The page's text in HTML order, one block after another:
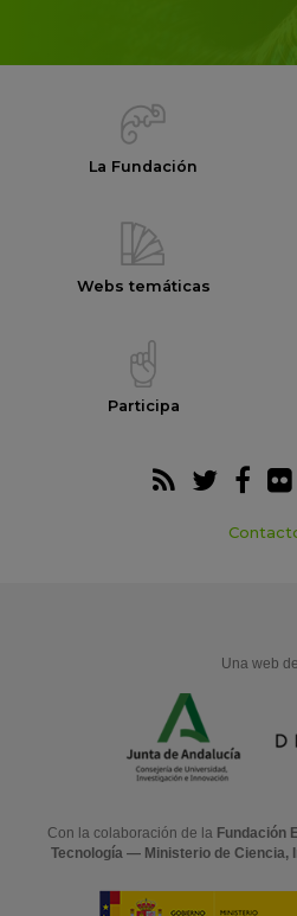
La Fundación
Webs temáticas
Participa
Una web
Con la colaboración de la Fundación
Tecnología — Ministerio de Ciencia,